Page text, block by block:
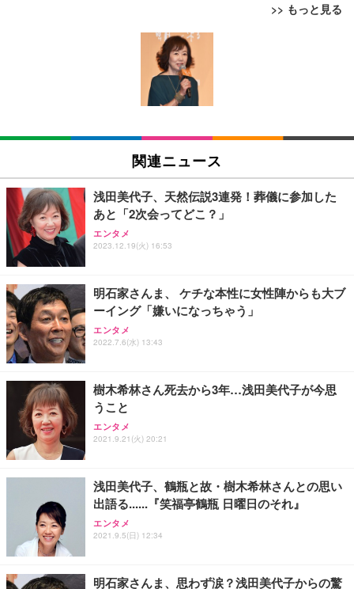
>> もっと見る
[EdoErgo] オフィスチェア 椅子 テレワーク 疲れな
い 跳ね上げ式アームレスト コンパクト 約105度ロッ
キング pc 事務椅子 360度回転 座面昇降 強化ナイロ
ン樹脂ベース 通気性メッシュ 在宅ワーク H-WY01
(黒網+黒枠+黒足)
SIHOO B100 オフィスチェア／デスクチェア メッシ
ュチェア 人間工学 疲れない ブラック
￥27,999
Sezlife オフィスチェア デスクチェア 疲れない テレ
ワーク チェア 強化バックレスト 30度ロッキング機
能 人間工学 椅子 腰サポート 90度跳ね上げ式アーム
ョン PCチェア 通気性メッシュ ゲーミング/勉強/事
務用 おしゃれ パソコンチェア (ブラック)
Sezlife オフィスチェア デスクチェア 疲れない テレ
ワーク チェア 強化バックレスト 30度ロッキング機
能 人間工学 椅子 腰サポート 90度跳ね上げ式アーム
務用 おしゃれ パソコンチェア (ホワイト)
ANDWINT オフィスチェア デスクチェア 肘なし メ
ッシュ 通気性 ランバーサポート付き 腰サポート ガ
ス圧無段階昇降 360度回転 キャスター付き コンパク
EIZO ビジネス向けプレミアムモニター | FlexScan
EV3240X-WT | 31.5型4K UHD・USB Type-C・ホワ
EIZO ビジネス向けプレミアムモニター | FlexScan
￥109,572
【純正品】27"ゲーミングモニター DualSense 充電
フック付き（CFI-ZDM1J）
【整備済み品】Dell E2724HS 27インチ 液晶モニタ
ー フルHD（1920×1080）VA 非光沢 HDMI/DisplayP
ort/VGA スピーカー内蔵 高さ調整 スイベル VESA対
【MiniLED/24.5inch/280Hz/FHD】GRAPHT THE S
HOOTER Gaming Monitor 24” Essential ゲーミン
グモニター QD 24.5インチ 1ms FHD 量子ドット 残
Amazonベーシック ペットシーツ 薄型 レギュラー 1
回使い捨て 無香料 ホワイト 300枚
Amazonベーシック ペットシーツ 厚型 ワイド 42枚
x2袋(84枚) ホワイト(吸収面:ライトブルー)
￥3,234
ネオ・ルーライフ ネオ・オムツ L 中型犬用 26枚入
り 単品
Smart Basic(スマートベーシック) 【Amazon.co.jp
限定】 Smart Basic アイリスオーヤマ ペットシーツ
超厚型 お徳用 ワイド 100枚入 (x 1) (ケース販売)
アイリスオーヤマ ペットシーツ 超厚型 お徳用 レギ
ュラー 200枚入【Amazon.co.jp限定】
関連ニュース
浅田美代子、天然伝説3連発！葬儀に参加した
あと「2次会ってどこ？」
エンタメ
2023.12.19(火) 16:53
明石家さんま、 ケチな本性に女性陣からも大ブ
ーイング「嫌いになっちゃう」
エンタメ
2022.7.6(水) 13:43
樹木希林さん死去から3年…浅田美代子が今思
うこと
エンタメ
2021.9.21(火) 20:21
浅田美代子、鶴瓶と故・樹木希林さんとの思い
出語る......『笑福亭鶴瓶 日曜日のそれ』
エンタメ
2021.9.5(日) 12:34
明石家さんま、思わず涙？浅田美代子からの驚